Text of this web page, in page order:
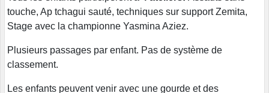
touche, Ap tchagui sauté, techniques sur support Zemita,
Stage avec la championne Yasmina Aziez.
Plusieurs passages par enfant. Pas de système de
classement.
Les enfants peuvent venir avec une gourde et des